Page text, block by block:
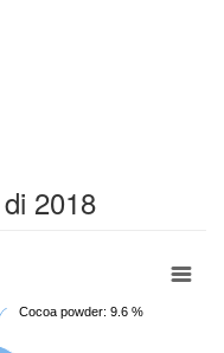
2018
Cocoa powder: 9.6 %